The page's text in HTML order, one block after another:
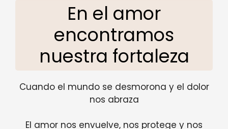
En el amor
encontramos
nuestra fortaleza
Cuando el mundo se desmorona y el dolor
nos abraza
El amor nos envuelve, nos protege y nos